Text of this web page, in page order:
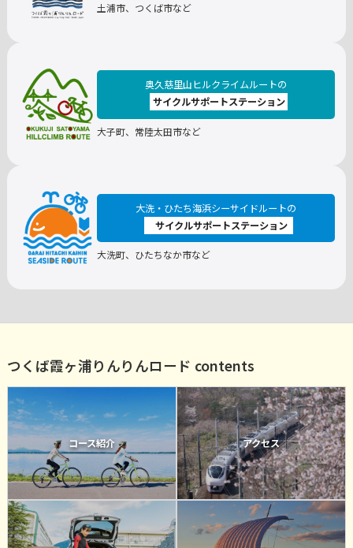
土浦市、つくば市など
奥久慈里山ヒルクライムルートの
サイクルサポートステーション
大子町、常陸太田市など
大洗・ひたち海浜シーサイドルートの
サイクルサポートステーション
大洗町、ひたちなか市など
つくば霞ヶ浦りんりんロード contents
コース紹介 アクセス